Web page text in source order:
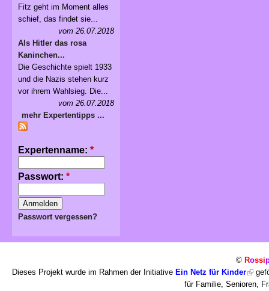
Fitz geht im Moment alles
schief, das findet sie...
vom 26.07.2018
Als Hitler das rosa
Kaninchen...
Die Geschichte spielt 1933
und die Nazis stehen kurz
vor ihrem Wahlsieg. Die...
vom 26.07.2018
mehr Expertentipps ...
Expertenname: *
Passwort: *
Passwort vergessen?
© Rossi
Dieses Projekt wurde im Rahmen der Initiative Ein Netz für Kinder
für Familie, Senioren,